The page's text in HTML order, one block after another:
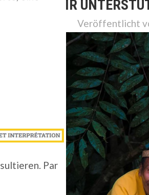
Par
WIR
Veröffentlicht